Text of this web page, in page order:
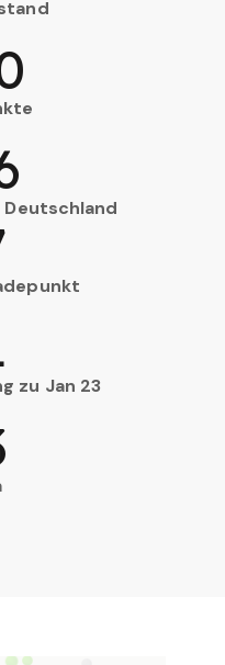
Deutschland
zu Jan 23